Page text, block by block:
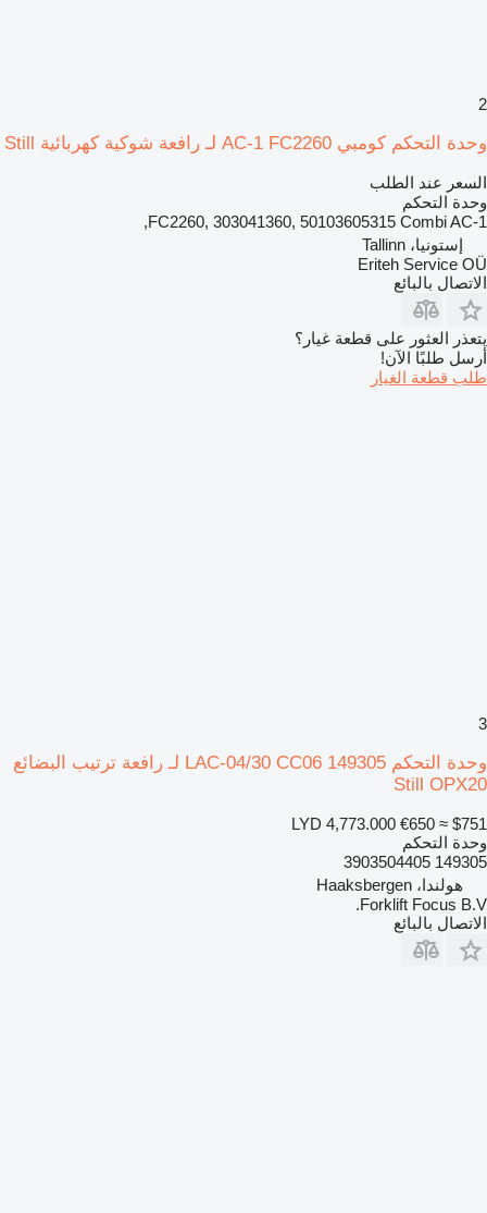
2
وحدة التحكم كومبي AC-1 FC2260 لـ رافعة شوكية كهربائية Still
السعر عند الطلب
وحدة التحكم
FC2260, 303041360, 50103605315 Combi AC-1,
إستونيا، Tallinn
Eriteh Service OÜ
الاتصال بالبائع
يتعذر العثور على قطعة غيار؟
أرسل طلبًا الآن!
طلب قطعة الغيار
3
وحدة التحكم LAC-04/30 CC06 149305 لـ رافعة ترتيب البضائع
Still OPX20
LYD 4,773.000 €650 ≈ $751
وحدة التحكم
149305 3903504405
هولندا، Haaksbergen
Forklift Focus B.V.
الاتصال بالبائع